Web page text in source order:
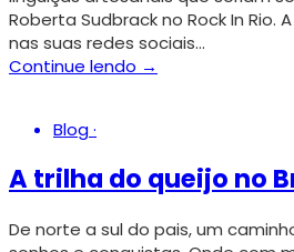
Roberta Sudbrack no Rock In Rio.
nas suas redes sociais…
Continue lendo →
Blog·
A trilha do queijo no
De norte a sul do pais, um